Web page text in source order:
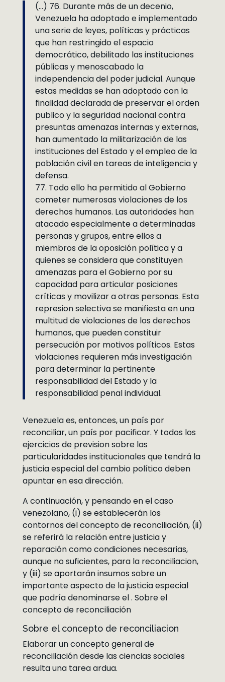
(…) 76. Durante más de un decenio,
Venezuela ha adoptado e implementado
una serie de leyes, políticas y prácticas
que han restringido el espacio
democrático, debilitado las instituciones
públicas y menoscabado la
independencia del poder judicial. Aunque
estas medidas se han adoptado con la
finalidad declarada de preservar el orden
publico y la seguridad nacional contra
presuntas amenazas internas y externas,
han aumentado la militarización de las
instituciones del Estado y el empleo de la
población civil en tareas de inteligencia y
defensa.
77. Todo ello ha permitido al Gobierno
cometer numerosas violaciones de los
derechos humanos. Las autoridades han
atacado especialmente a determinadas
personas y grupos, entre ellos a
miembros de la oposición política y a
quienes se considera que constituyen
amenazas para el Gobierno por su
capacidad para articular posiciones
críticas y movilizar a otras personas. Esta
represion selectiva se manifiesta en una
multitud de violaciones de los derechos
humanos, que pueden constituir
persecución por motivos políticos. Estas
violaciones requieren más investigación
para determinar la pertinente
responsabilidad del Estado y la
responsabilidad penal individual.
Venezuela es, entonces, un país por
reconciliar, un país por pacificar. Y todos los
ejercicios de prevision sobre las
particularidades institucionales que tendrá la
justicia especial del cambio político deben
apuntar en esa dirección.
A continuación, y pensando en el caso
venezolano, (i) se establecerán los
contornos del concepto de reconciliación, (ii)
se referirá la relación entre justicia y
reparación como condiciones necesarias,
aunque no suficientes, para la reconciliacion,
y (iii) se aportarán insumos sobre un
importante aspecto de la justicia especial
que podría denominarse el . Sobre el
concepto de reconciliación
Sobre el concepto de reconciliacion
Elaborar un concepto general de
reconciliación desde las ciencias sociales
resulta una tarea ardua.